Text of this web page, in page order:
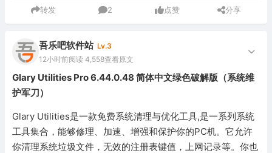
转发 2 点赞 分享
吾乐吧软件站 Lv.3
12小时前阅读 4,558查看原文
Glary Utilities Pro 6.44.0.48 简体中文绿色破解版（系统维
护军刀）
Glary Utilities是一款免费系统清理与优化工具,是一系列系统
工具集合，能够修理、加速、增强和保护你的PC机。它允许
你清理系统垃圾文件，无效的注册表键值，上网记录等。你也